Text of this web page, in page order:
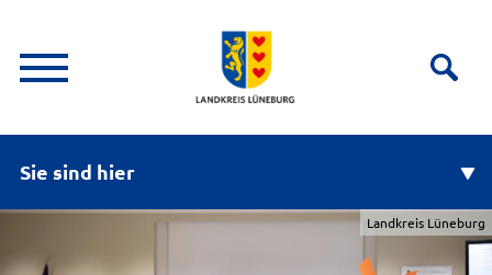
Sie sind hier
Landkreis Lüneburg